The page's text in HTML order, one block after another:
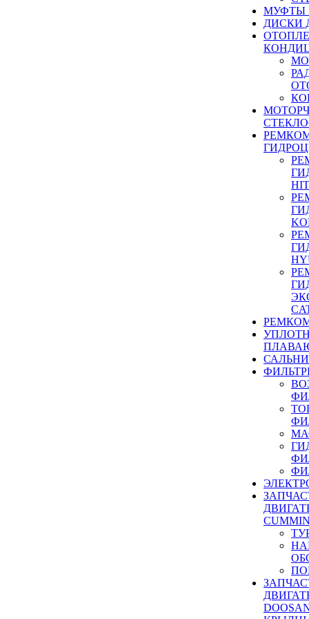
МУФТЫ
ДИСКИ